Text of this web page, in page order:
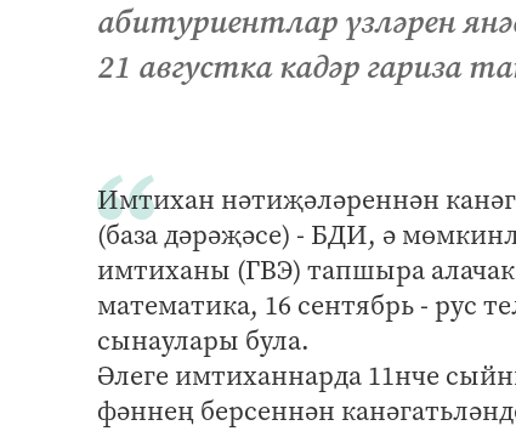
абитуриентлар үзләрен
21 августка кадәр гариза
Имтихан нәтиҗәләреннән
(база дәрәҗәсе) - БДИ, ә
имтиханы (ГВЭ) тапшыра
математика, 16 сентябрь - рус
сынаулары була.
Әлеге имтиханнарда 11нче
фәннең берсеннән